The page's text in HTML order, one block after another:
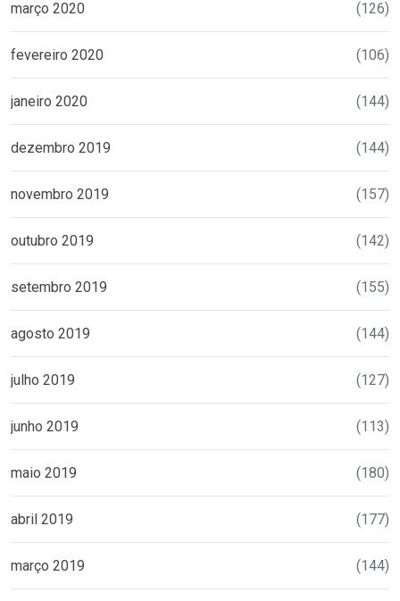
março 2020 (126)
fevereiro 2020 (106)
janeiro 2020 (144)
dezembro 2019 (144)
novembro 2019 (157)
outubro 2019 (142)
setembro 2019 (155)
agosto 2019 (144)
julho 2019 (127)
junho 2019 (113)
maio 2019 (180)
abril 2019 (177)
março 2019 (144)